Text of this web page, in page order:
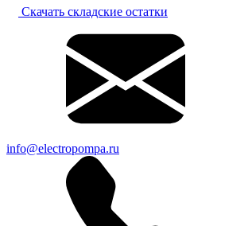
Скачать складские остатки
info@electropompa.ru